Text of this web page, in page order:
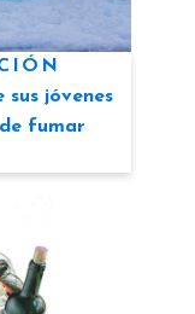
jóvenes
fumar